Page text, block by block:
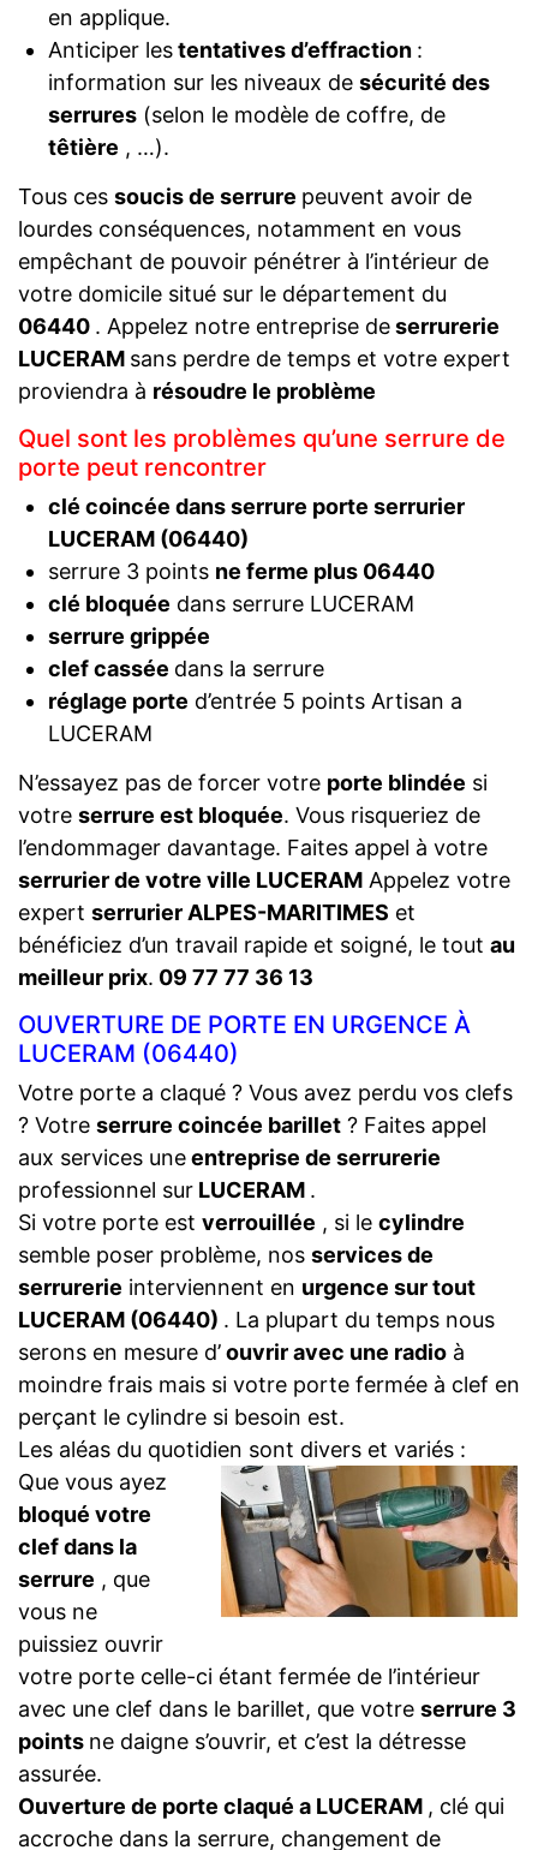
en applique.
Anticiper lestentatives d’effraction :
information sur les niveaux de sécurité des
serrures(selon le modèle de coffre, de
têtière , …).
Tous ces soucis de serrure peuvent avoir de
lourdes conséquences, notamment en vous
empêchant de pouvoir pénétrer à l’intérieur de
votre domicile situé sur le département du
06440 . Appelez notre entreprise deserrurerie
LUCERAM sans perdre de temps et votre expert
proviendra à résoudre le problème
Quel sont les problèmes qu’une serrure de
porte peut rencontrer
clé coincée dans serrure porte serrurier
LUCERAM (06440)
serrure 3 points ne ferme plus 06440
clé bloquée dans serrure LUCERAM
serrure grippée
clef cassée dans la serrure
réglage porte d’entrée 5 points Artisan a
LUCERAM
N’essayez pas de forcer votre porte blindée si
votre serrure est bloquée. Vous risqueriez de
l’endommager davantage. Faites appel à votre
serrurier de votre ville LUCERAM Appelez votre
expert serrurier ALPES-MARITIMES et
bénéficiez d’un travail rapide et soigné, le tout au
meilleur prix. 09 77 77 36 13
OUVERTURE DE PORTE EN URGENCE À
LUCERAM (06440)
Votre porte a claqué ? Vous avez perdu vos clefs
? Votre serrure coincée barillet ? Faites appel
aux services uneentreprise de serrurerie
professionnel sur LUCERAM .
Si votre porte est verrouillée , si le cylindre
semble poser problème, nos services de
serrurerie interviennent en urgence sur tout
LUCERAM (06440) . La plupart du temps nous
serons en mesure d’ouvrir avec une radio à
moindre frais mais si votre porte fermée à clef en
perçant le cylindre si besoin est.
Les aléas du quotidien sont divers et variés :
Que vous ayez
bloqué votre
clef dans la
serrure , que
vous ne
puissiez ouvrir
votre porte celle-ci étant fermée de l’intérieur
avec une clef dans le barillet, que votre serrure 3
points ne daigne s’ouvrir, et c’est la détresse
assurée.
Ouverture de porte claqué a LUCERAM , clé qui
accroche dans la serrure, changement de